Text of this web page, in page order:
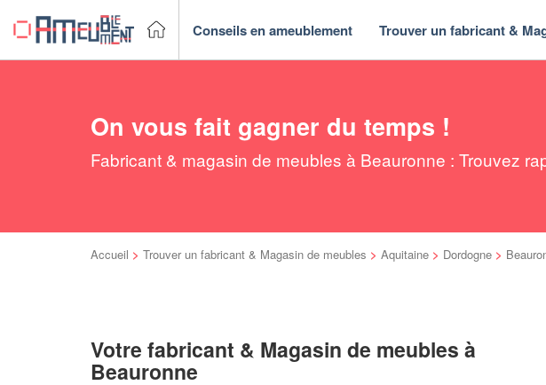
Conseils en ameublement Trouver un fabricant &
On vous fait gagner du temps !
Fabricant & magasin de meubles à Beauronne : Trouvez
Accueil > Trouver un fabricant & Magasin de meubles > Aquitaine > Dordogne >
Votre fabricant & Magasin de meubles à
Beauronne